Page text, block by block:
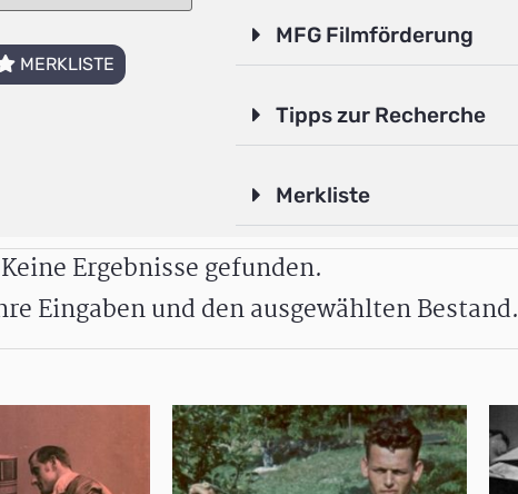
MERKLISTE
MFG Filmförderung
Tipps zur Recherche
Merkliste
Keine Ergebnisse gefunden.
Eingaben und den ausgewählten Bestand.